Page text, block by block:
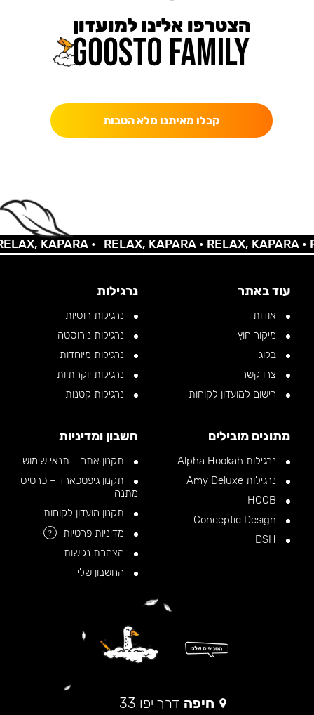
הצטרפו אלינו למועדון
קבלו מאיתנו מלא הטבות
KAPARA • RELAX, KAPARA •RELAX, KAPARA •
עוד באתר
אודות
מיקור חוץ
בלוג
צרו קשר
רישום למועדון לקוחות
נרגילות
נרגילות רוסיות
נרגילות נירוסטה
נרגילות מיוחדות
נרגילות יוקרתיות
נרגילות קטנות
מתוגים מובילים
נרגילות Alpha Hookah
נרגילות Amy Deluxe
חשבון ומדיניות
תקנון אתר – תנאי שימוש
תקנון גיפטכארד – כרטיס
מתנה
תקנון מועדון לקוחות
מדיניות פרטיות
?
הצהרת נגישות
החשבון שלי
חיפה דרך יפו 33